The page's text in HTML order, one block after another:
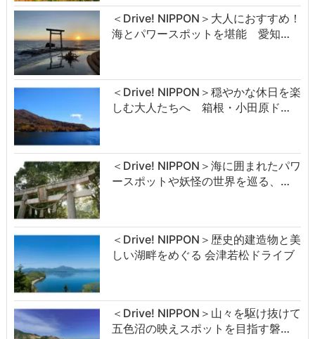
＜Drive! NIPPON＞大人におすすめ！
海とパワースポットを堪能 愛知…
＜Drive! NIPPON＞穏やかな休日を楽
しむ大人たちへ 箱根・小田原ド…
＜Drive! NIPPON＞海に囲まれたパワ
ースポットや妖怪の世界を巡る、…
＜Drive! NIPPON＞歴史的建造物と美
しい湖畔をめぐる 会津若松ドライブ
＜Drive! NIPPON＞山々を駆け抜けて
五色沼の映えスポットを目指す磐…